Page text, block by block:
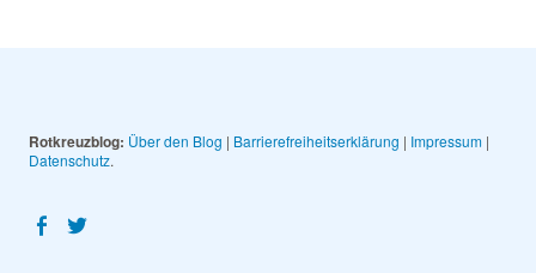
Rotkreuzblog: Über den Blog | Barrierefreiheitserklärung | Impressum|
Datenschutz